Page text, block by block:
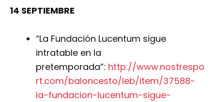
14 SEPTIEMBRE
“La Fundación Lucentum sigue
intratable en la
pretemporada”: http://www.nostrespo
rt.com/baloncesto/leb/item/37588-
la-fundacion-lucentum-sigue-